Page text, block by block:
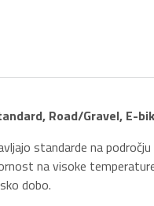
Road/Gravel, E-
standarde na
na visoke
dobo.